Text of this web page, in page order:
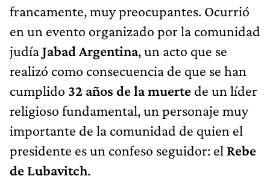
francamente, muy preocupantes. Ocurrió
en un evento organizado por la comunidad
judíaJabad Argentina, un acto que se
realizó como consecuencia de que se han
cumplido 32 años de la muerte de un líder
religioso fundamental, un personaje muy
importante de la comunidad de quien el
presidente es un confeso seguidor: el Rebe
de Lubavitch.